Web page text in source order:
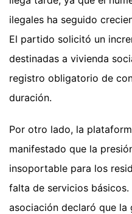
ilegales ha seguido
El partido solicitó un
destinadas a vivienda
registro obligatorio de
duración.
Por otro lado, la
manifestado que la
insoportable para los
falta de servicios
asociación declaró que la